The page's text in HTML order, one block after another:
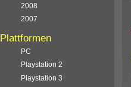
2008
2007
Plattformen
PC
Playstation 2
Playstation 3